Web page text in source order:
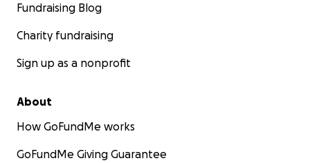
Fundraising Blog
Charity fundraising
Sign up as a nonprofit
About
How GoFundMe works
GoFundMe Giving Guarantee